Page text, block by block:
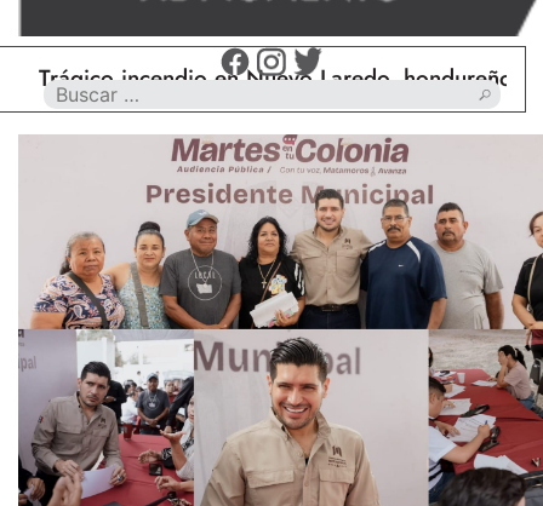
incendio en Nuevo Laredo, hondureño muere